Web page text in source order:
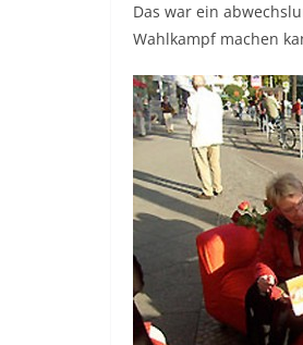
Das war ein
Wahlkampf machen